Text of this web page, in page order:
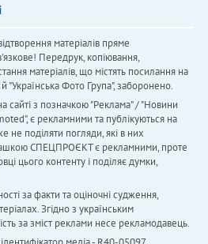
матеріалів пряме
Передрук, копіювання,
матеріалів, що містять посилання на
"Українська Фото Група", заборонено.
сайті з позначкою "Реклама" / "Новини
є рекламними та публікуються на
не поділяти погляди, які в них
СПЕЦПРОЄКТ є рекламними, проте
цього контенту і поділяє думки,
за факти та оціночні судження,
Згідно з українським
за зміст реклами несе рекламодавець.